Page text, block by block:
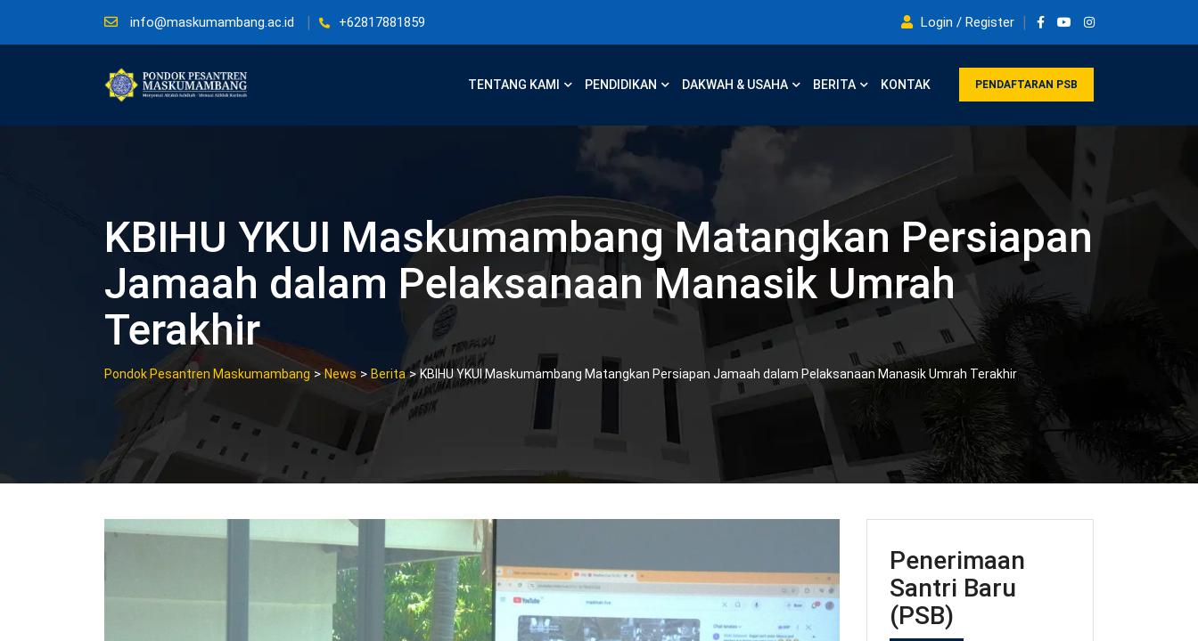
info@maskumambang.ac.id +62817881859 Login / Register
PENDAFTARAN PSB
TENTANG KAMI PENDIDIKAN DAKWAH & USAHA BERITA KONTAK
KBIHU YKUI Maskumambang Matangkan Persiapan
Jamaah dalam Pelaksanaan Manasik Umrah
Terakhir
Pondok Pesantren Maskumambang >News>Berita>KBIHU YKUI Maskumambang Matangkan Persiapan Jamaah dalam Pelaksanaan Manasik Umrah Terakhir
Penerimaan
Santri Baru
(PSB)